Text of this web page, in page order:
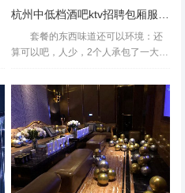
杭州中低档酒吧ktv招聘包厢服务员,需要统一穿工装吗_
套餐的东西味道还可以环境：还
算可以吧，人少，2个人承包了一大个
幕上没有的，可以在手机上点。还算
丰富，几大综艺分类都有。音效：没
有原装伴奏的歌曲声音可能...